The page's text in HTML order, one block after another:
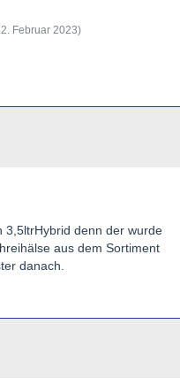
Februar 2023)
3,5ltrHybrid denn der wurde
aus dem Sortiment
danach.